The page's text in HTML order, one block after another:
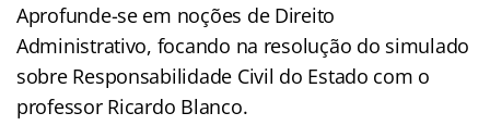
Aprofunde-se em noções de Direito
Administrativo, focando na resolução do simulado
sobre Responsabilidade Civil do Estado com o
professor Ricardo Blanco.